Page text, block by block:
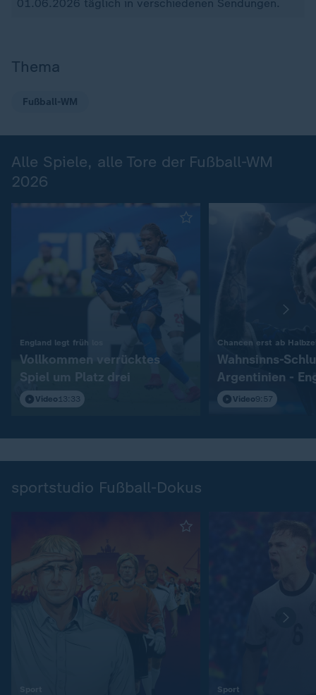
01.06.2026 täglich in verschiedenen Sendungen.
Thema
Fußball-WM
Alle Spiele, alle Tore der Fußball-WM
2026
England legt früh los
Vollkommen verrücktes
Spiel um Platz drei
Video 13:33
Chancen erst ab
Wahnsinns-
Argentinien -
Video9:57
sportstudio Fußball-Dokus
Sport